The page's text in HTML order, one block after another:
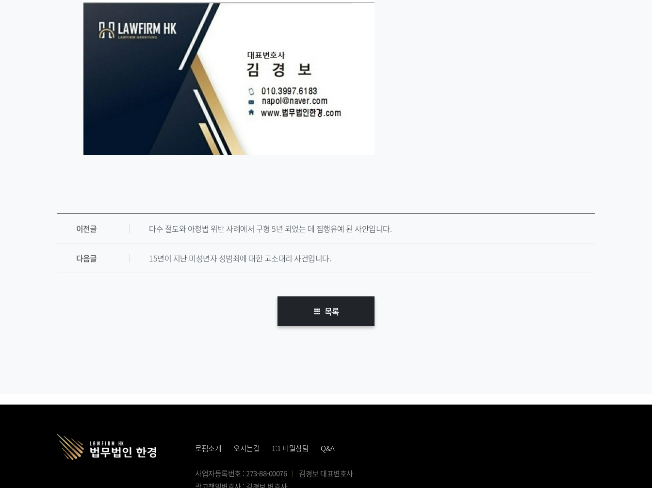
이전글 다수 절도와 아청법 위반 사례에서 구형 5년 되었는 데 집행유예 된 사안입니다.
다음글 15년이 지난 미성년자 성범죄에 대한 고소대리 사건입니다.
목록
로펌소개 오시는길 1:1 비밀상담 Q&A
사업자등록번호 : 273-88-00076
김경보 대표변호사